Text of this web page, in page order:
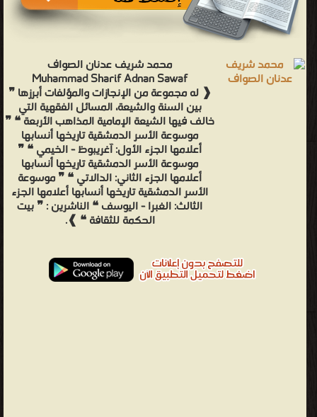
محمد شريف عدنان الصواف
Muhammad Sharif Adnan Sawaf
❰ له مجموعة من الإنجازات والمؤلفات أبرزها ❞
بين السنة والشيعة، المسائل الفقهية التي
خالف فيها الشيعة الإمامية المذاهب الأربعة ❝ ❞
موسوعة الأسر الدمشقية تاريخها أنسابها
أعلامها الجزء الأول: آغريبوظ - الخيمي ❝ ❞
موسوعة الأسر الدمشقية تاريخها أنسابها
أعلامها الجزء الثاني: الدالاتي ❝ ❞ موسوعة
الأسر الدمشقية تاريخها أنسابها أعلامها الجزء
الثالث: الغبرا - اليوسف ❝ الناشرين : ❞ بيت
الحكمة للثقافة ❝ ❱.